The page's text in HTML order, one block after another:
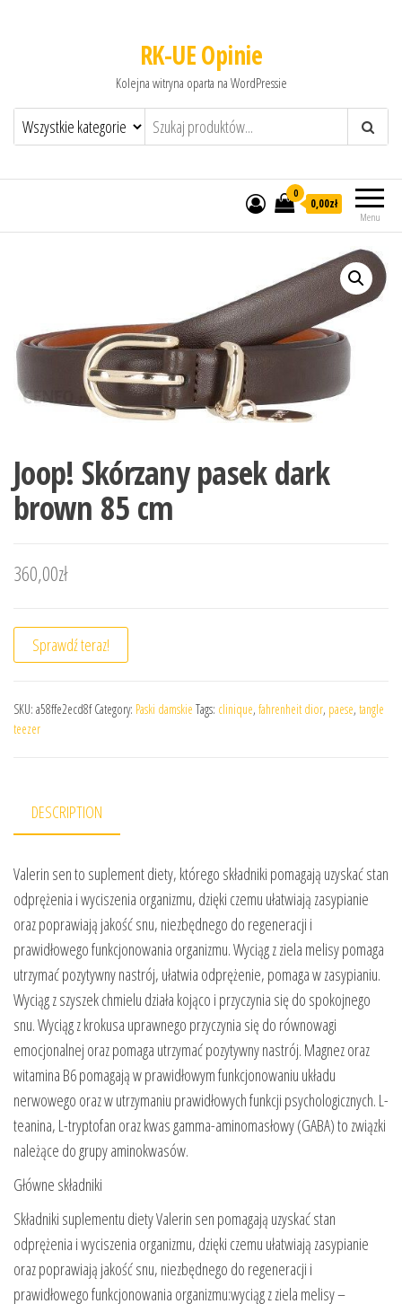
RK-UE Opinie
Kolejna witryna oparta na WordPressie
Menu
0
0,00zł
Joop! Skórzany pasek dark
brown 85 cm
360,00zł
Sprawdź teraz!
SKU: a58ffe2ecd8f Category: Paski damskie Tags: clinique, fahrenheit dior, paese, tangle
teezer
DESCRIPTION
Valerin sen to suplement diety, którego składniki pomagają uzyskać stan
odprężenia i wyciszenia organizmu, dzięki czemu ułatwiają zasypianie
oraz poprawiają jakość snu, niezbędnego do regeneracji i
prawidłowego funkcjonowania organizmu. Wyciąg z ziela melisy pomaga
utrzymać pozytywny nastrój, ułatwia odprężenie, pomaga w zasypianiu.
Wyciąg z szyszek chmielu działa kojąco i przyczynia się do spokojnego
snu. Wyciąg z krokusa uprawnego przyczynia się do równowagi
emocjonalnej oraz pomaga utrzymać pozytywny nastrój. Magnez oraz
witamina B6 pomagają w prawidłowym funkcjonowaniu układu
nerwowego oraz w utrzymaniu prawidłowych funkcji psychologicznych. L-
teanina, L-tryptofan oraz kwas gamma-aminomasłowy (GABA) to związki
należące do grupy aminokwasów.
Główne składniki
Składniki suplementu diety Valerin sen pomagają uzyskać stan
odprężenia i wyciszenia organizmu, dzięki czemu ułatwiają zasypianie
oraz poprawiają jakość snu, niezbędnego do regeneracji i
prawidłowego funkcjonowania organizmu:wyciąg z ziela melisy –